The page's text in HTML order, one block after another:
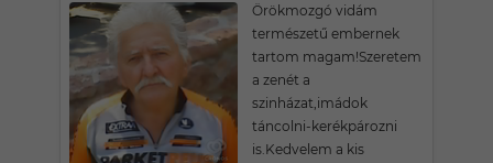
Örökmozgó vidám
természetű embernek
tartom magam!Szeretem
a zenét a
szinházat,imádok
táncolni-kerékpározni
is.Kedvelem a kis